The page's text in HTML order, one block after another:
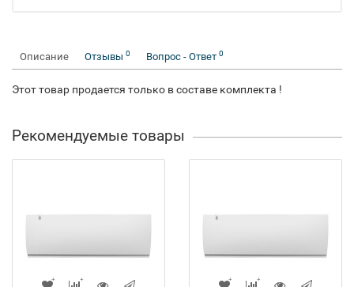
Описание Отзывы 0 Вопрос - Ответ 0
Этот товар продается только в составе комплекта !
Рекомендуемые товары